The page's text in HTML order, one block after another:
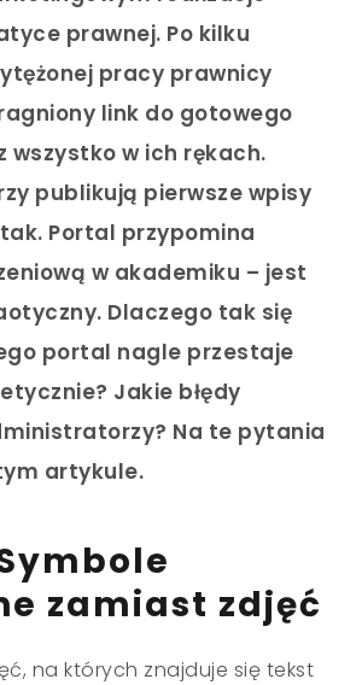
prawnej. Po kilku
pracy prawnicy
link do gotowego
wszystko w ich rękach.
publikują pierwsze wpisy
Portal przypomina
w akademiku – jest
Dlaczego tak się
portal nagle przestaje
Jakie błędy
Na te pytania
artykule.
zamiast zdjęć
na których znajduje się tekst